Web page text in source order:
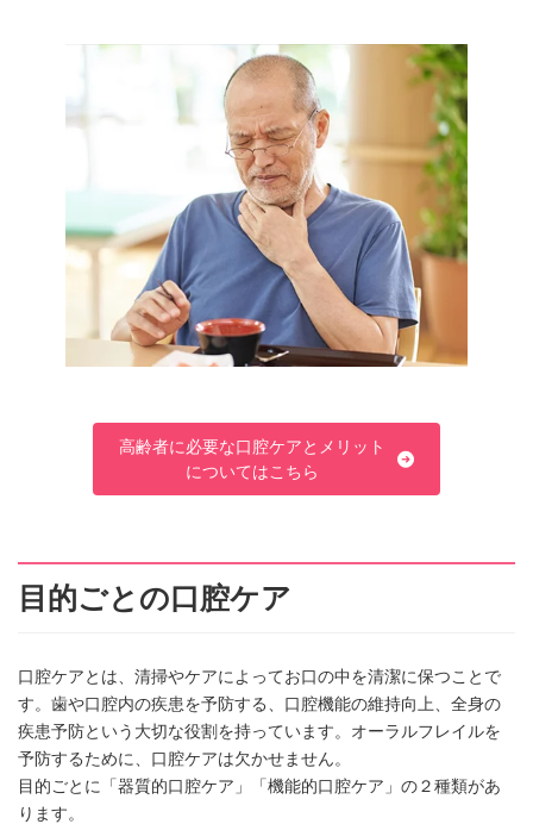
高齢者に必要な口腔ケアとメリット
についてはこちら
目的ごとの口腔ケア
口腔ケアとは、清掃やケアによってお口の中を清潔に保つことで
す。歯や口腔内の疾患を予防する、口腔機能の維持向上、全身の
疾患予防という大切な役割を持っています。オーラルフレイルを
予防するために、口腔ケアは欠かせません。
目的ごとに「器質的口腔ケア」「機能的口腔ケア」の２種類があ
ります。